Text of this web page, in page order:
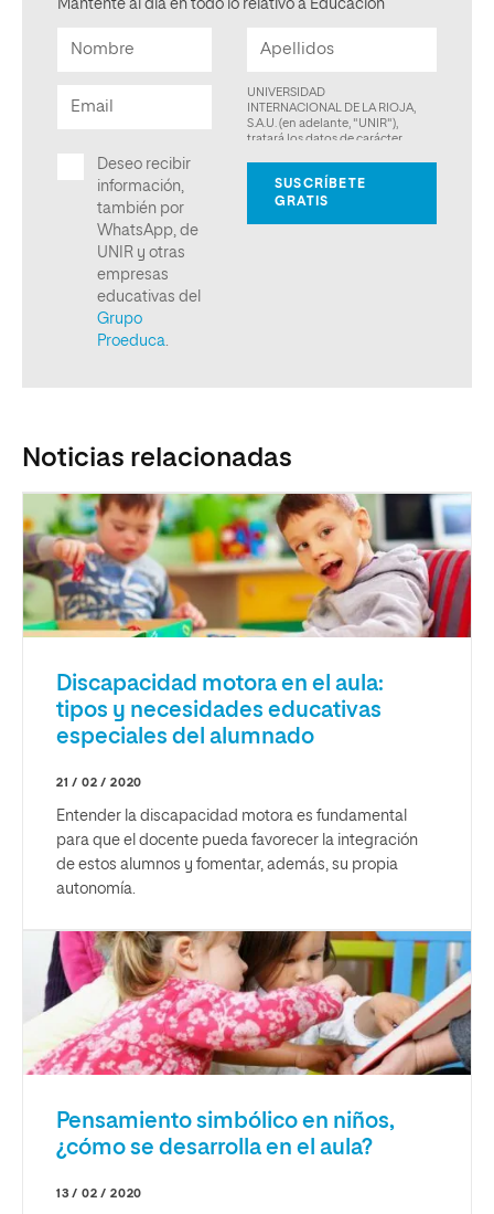
Mantente al día en todo lo relativo a Educación
Noticias relacionadas
Discapacidad motora en el aula:
tipos y necesidades educativas
especiales del alumnado
21 / 02 / 2020
Entender la discapacidad motora es fundamental
para que el docente pueda favorecer la integración
de estos alumnos y fomentar, además, su propia
autonomía.
Pensamiento simbólico en niños,
¿cómo se desarrolla en el aula?
13 / 02 / 2020